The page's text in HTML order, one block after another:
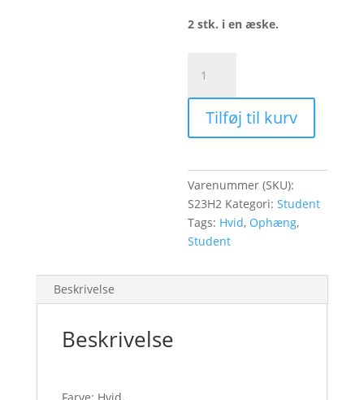
2 stk. i en æske.
2023,
hvid
2
antal
Tilføj til kurv
Varenummer (SKU):
S23H2 Kategori:Student
Tags: Hvid, Ophæng,
Student
Beskrivelse
Beskrivelse